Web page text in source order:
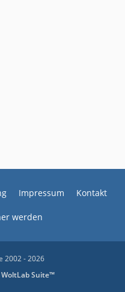
Impressum Kontakt
werden
2002 - 2026
WoltLab Suite™